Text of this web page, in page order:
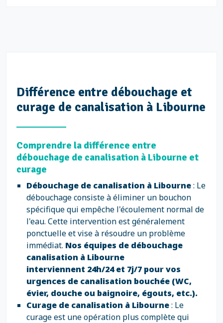
Différence entre débouchage et
curage de canalisation à Libourne
Comprendre la différence entre
débouchage de canalisation à Libourne et
curage
Débouchage de canalisation à Libourne: Le
débouchage consiste à éliminer un bouchon
spécifique qui empêche l'écoulement normal de
l'eau. Cette intervention est généralement
ponctuelle et vise à résoudre un problème
immédiat. Nos équipes de débouchage
canalisation à Libourne
interviennent 24h/24 et 7j/7 pour vos
urgences de canalisation bouchée (WC,
évier, douche ou baignoire, égouts, etc.).
Curage de canalisation à Libourne: Le
curage est une opération plus complète qui